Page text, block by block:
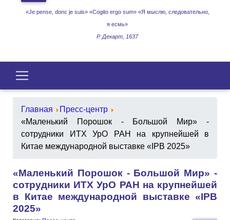
«Je pense, donc je suis» «Cogito ergo sum» «Я мыслю, следовательно,
я есмь»
Р. Декарт, 1637
Главная
Пресс-центр
«Маленький Порошок - Большой Мир» -
сотрудники ИТХ УрО РАН на крупнейшей в
Китае международной выставке «IPB 2025»
«Маленький Порошок - Большой Мир» -
сотрудники ИТХ УрО РАН на крупнейшей
в Китае международной выставке «IPB
2025»